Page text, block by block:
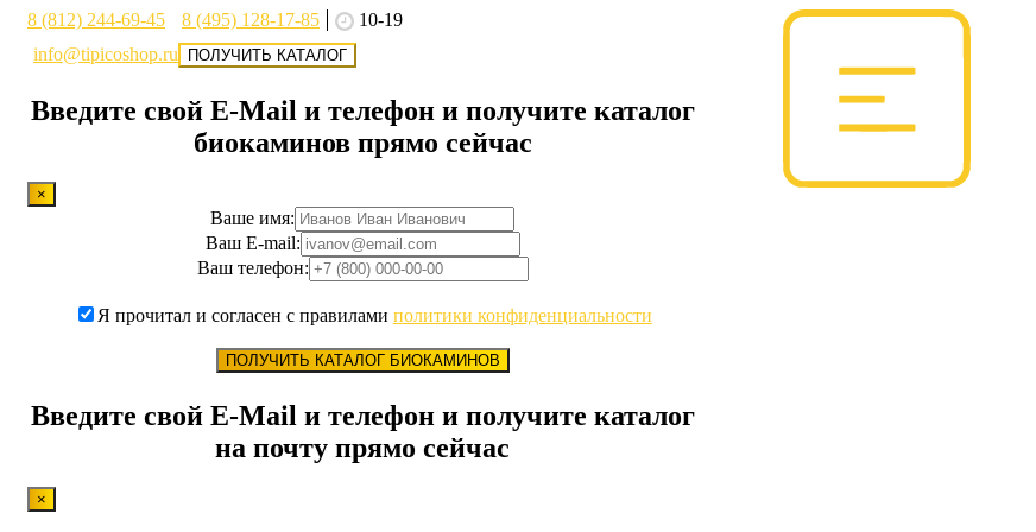
8 (812) 244-69-45 8 (495) 128-17-85
10-19
info@tipicoshop.ru
ПОЛУЧИТЬ КАТАЛОГ
Введите свой E-Mail и телефон и получите каталог
биокаминов прямо сейчас
×
Ваше имя:
Ваш E-mail:
Ваш телефон:
Я прочитал и согласен с правилами политики конфиденциальности
ПОЛУЧИТЬ КАТАЛОГ БИОКАМИНОВ
Введите свой E-Mail и телефон и получите каталог
на почту прямо сейчас
×